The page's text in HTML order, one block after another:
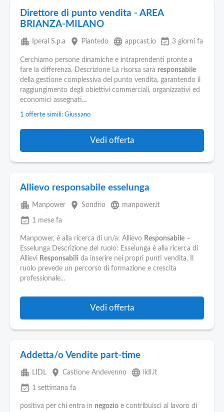
Direttore di punto vendita - AREA
BRIANZA-MILANO
apartment Iperal S.p.a place Piantedo language appcast.io event_available 3 giorni fa
Cerchiamo persone dinamiche e intraprendenti pronte a
fare la differenza. Descrizione La risorsa sarà responsabile
della gestione complessiva del punto vendita, garantendo il
raggiungimento degli obiettivi commerciali, organizzativi ed
economici assegnati...
1 offerte simili: Giussano
Vedi offerta
Allievo responsabile esselunga
apartment Manpower place Sondrio language manpower.it
event_available 1 mese fa
Manpower, è alla ricerca di un/a: Allievo Responsabile –
Esselunga Descrizione del ruolo: Esselunga è alla ricerca di
Allievi Responsabili da inserire nei propri punti vendita. Il
ruolo prevede un percorso di formazione e crescita
professionale...
Vedi offerta
Addetta/o Vendite part-time
apartment LIDL place Castione Andevenno language lidl.it
event_available 1 settimana fa
positiva per chi entra in negozio e contribuisci al lavoro di